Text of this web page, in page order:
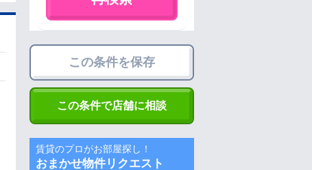
この条件を保存
この条件で店舗に相談
賃貸のプロがお部屋探し！
おまかせ物件リクエスト